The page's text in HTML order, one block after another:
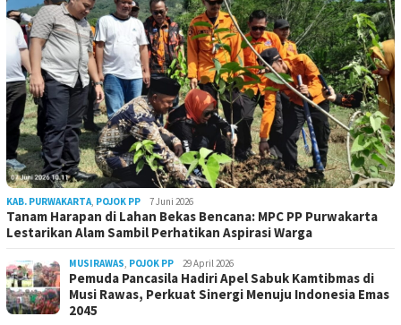
KAB. PURWAKARTA, POJOK PP 7 Juni 2026
Tanam Harapan di Lahan Bekas Bencana: MPC PP Purwakarta
Lestarikan Alam Sambil Perhatikan Aspirasi Warga
MUSIRAWAS, POJOK PP 29 April 2026
Pemuda Pancasila Hadiri Apel Sabuk Kamtibmas di
Musi Rawas, Perkuat Sinergi Menuju Indonesia Emas
2045